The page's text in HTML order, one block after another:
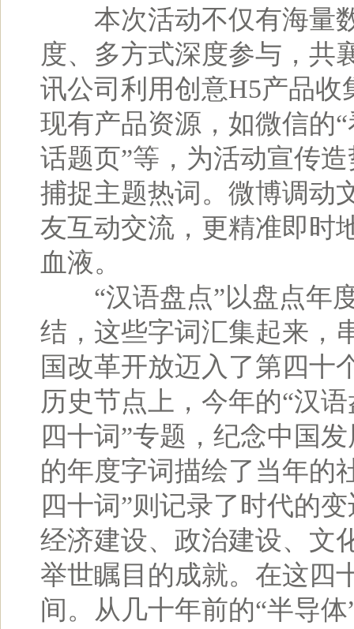
本次活动不仅有海量数
度、多方式深度参与，共
讯公司利用创意H5产品
现有产品资源，如微信的
话题页”等，为活动宣传
捕捉主题热词。微博调动
友互动交流，更精准即时
血液。
“汉语盘点”以盘点年度
结，这些字词汇集起来，
国改革开放迈入了第四十
历史节点上，今年的“汉
四十词”专题，纪念中国
的年度字词描绘了当年的
四十词”则记录了时代的
经济建设、政治建设、文
举世瞩目的成就。在这四
间。从几十年前的“半导